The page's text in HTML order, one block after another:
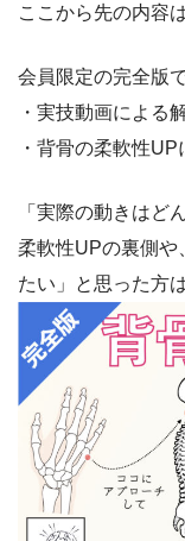
ここから先の内容
会員限定の完全版
・実技動画による
・背骨の柔軟性
「実際の動きはど
柔軟性UPの裏側や
たい」と思った方